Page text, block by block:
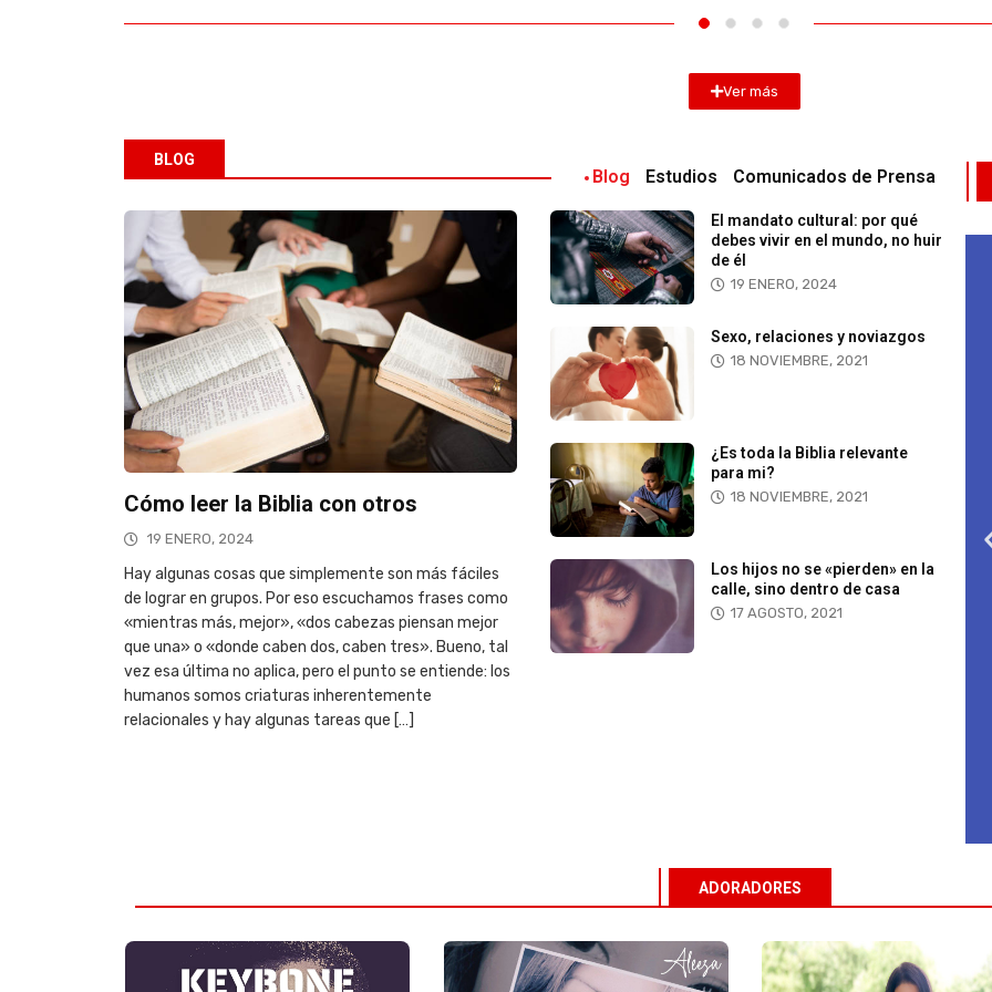
Ver más
BLOG
Blog Estudios Comunicados de Prensa
Cómo leer la Biblia con otros
19 ENERO, 2024
Hay algunas cosas que simplemente son más fáciles
de lograr en grupos. Por eso escuchamos frases como
«mientras más, mejor», «dos cabezas piensan mejor
que una» o «donde caben dos, caben tres». Bueno, tal
vez esa última no aplica, pero el punto se entiende: los
humanos somos criaturas inherentemente
relacionales y hay algunas tareas que […]
El mandato cultural: por qué
debes vivir en el mundo, no huir
de él
19 ENERO, 2024
Sexo, relaciones y noviazgos
18 NOVIEMBRE, 2021
¿Es toda la Biblia relevante
para mi?
18 NOVIEMBRE, 2021
Los hijos no se «pierden» en la
calle, sino dentro de casa
17 AGOSTO, 2021
Los 7 principios del liderazgo –
Edgar Trinidad
ADORADORES